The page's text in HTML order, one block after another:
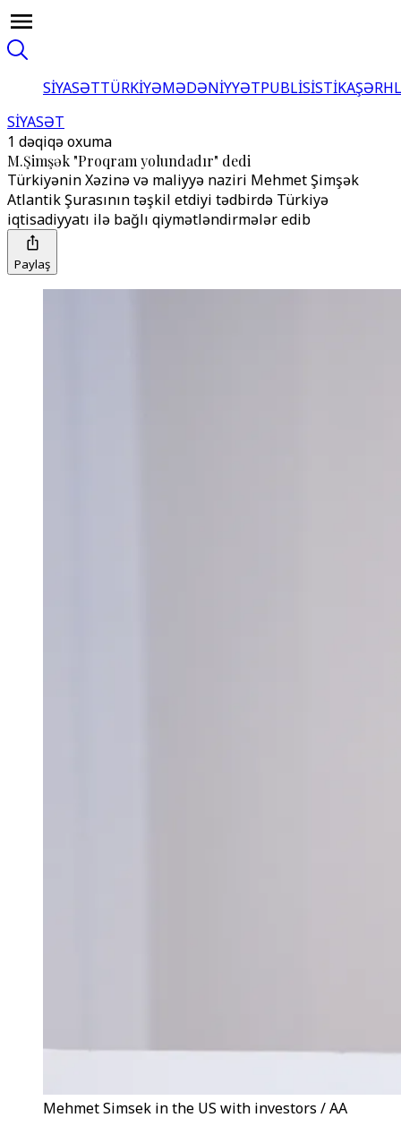
SİYASƏTTÜRKİYƏMƏDƏNİYYƏTPUBLİSİSTİKA
SİYASƏT
1 dəqiqə oxuma
M.Şimşək "Proqram yolundadır" dedi
Türkiyənin Xəzinə və maliyyə naziri Mehmet Şimşək
Atlantik Şurasının təşkil etdiyi tədbirdə Türkiyə
iqtisadiyyatı ilə bağlı qiymətləndirmələr edib
Paylaş
Mehmet Simsek in the US with investors / AA